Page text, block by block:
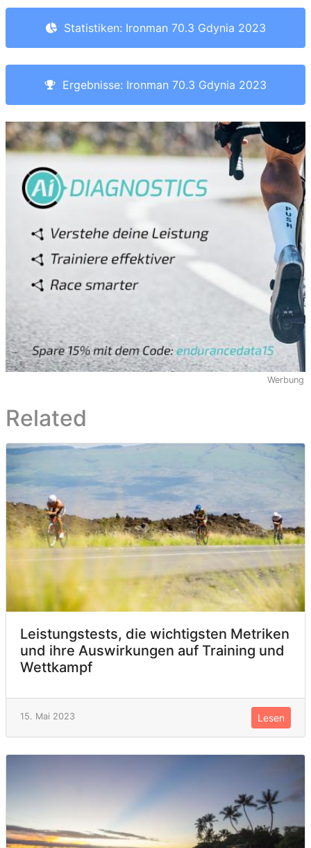
Statistiken: Ironman 70.3 Gdynia 2023
Ergebnisse: Ironman 70.3 Gdynia 2023
Werbung
Related
Leistungstests, die wichtigsten Metriken
und ihre Auswirkungen auf Training und
Wettkampf
15. Mai 2023 Lesen